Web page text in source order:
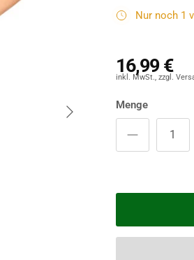
Nächste
Nur noch 1
16,99 €
Menge